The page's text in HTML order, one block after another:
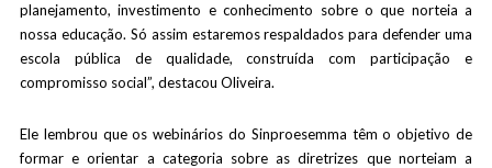
planejamento, investimento e conhecimento sobre o que norteia a
nossa educação. Só assim estaremos respaldados para defender uma
escola pública de qualidade, construída com participação e
compromisso social”, destacou Oliveira.
Ele lembrou que os webinários do Sinproesemma têm o objetivo de
formar e orientar a categoria sobre as diretrizes que norteiam a